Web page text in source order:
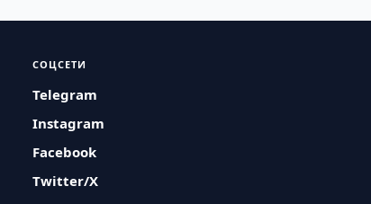
СОЦСЕТИ
Telegram
Instagram
Facebook
Twitter/X